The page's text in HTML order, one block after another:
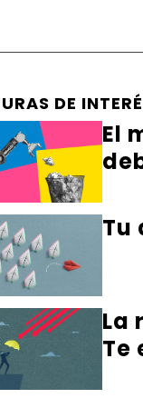
DE
El
Tu
La
Te